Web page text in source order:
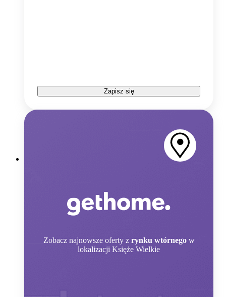
Zapisz się
Zobacz najnowsze oferty z rynku wtórnego w
lokalizacji Księże Wielkie